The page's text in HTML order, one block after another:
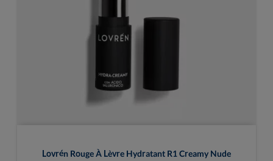
Lovrén Rouge À Lèvre Hydratant R1 Creamy Nude